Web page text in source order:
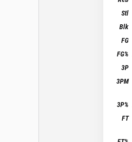
Stl
Blk
FG
FG%
3P
3PM
3P%
FT